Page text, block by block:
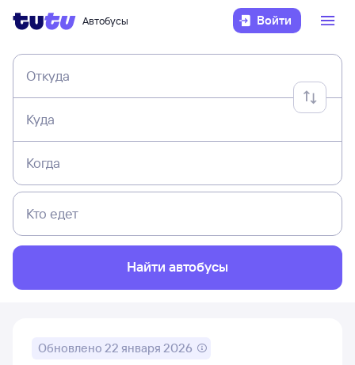
Автобусы Войти
Откуда
Куда
Когда
Кто едет
Найти автобусы
Обновлено 22 января 2026